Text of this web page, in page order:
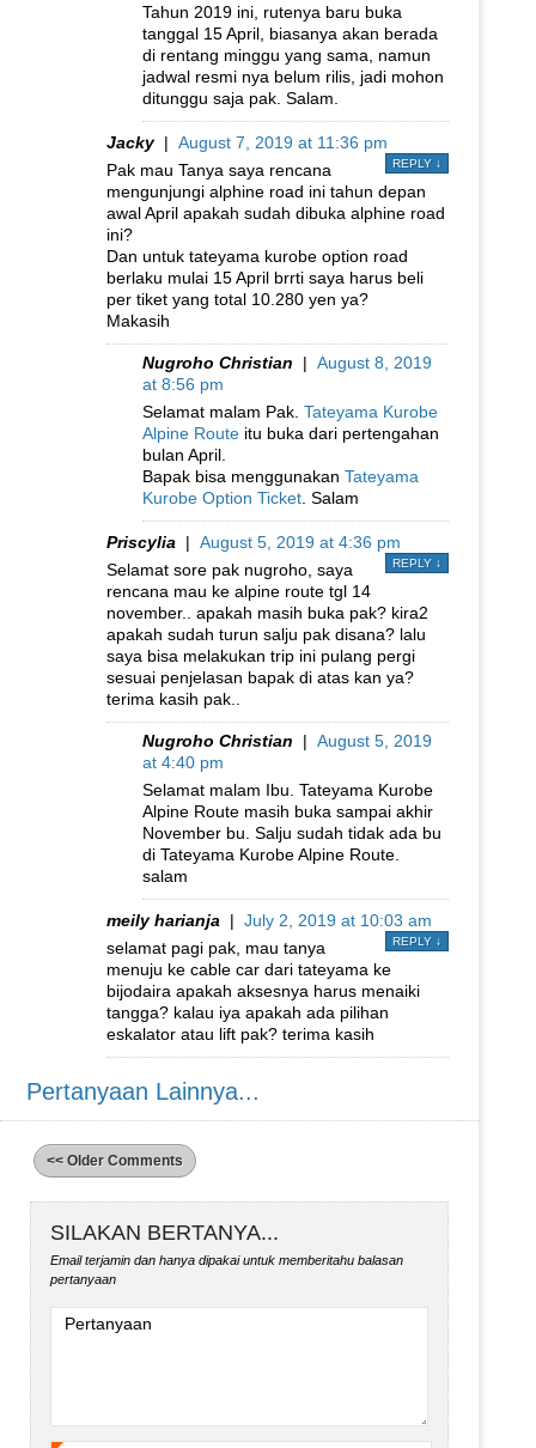
Tahun 2019 ini, rutenya baru buka
tanggal 15 April, biasanya akan berada
di rentang minggu yang sama, namun
jadwal resmi nya belum rilis, jadi mohon
ditunggu saja pak. Salam.
Jacky| August 7, 2019 at 11:36 pm
REPLY ↓
Pak mau Tanya saya rencana
mengunjungi alphine road ini tahun depan
awal April apakah sudah dibuka alphine road
ini?
Dan untuk tateyama kurobe option road
berlaku mulai 15 April brrti saya harus beli
per tiket yang total 10.280 yen ya?
Makasih
Nugroho Christian | August 8, 2019
at 8:56 pm
Selamat malam Pak. Tateyama Kurobe
Alpine Route itu buka dari pertengahan
bulan April.
Bapak bisa menggunakan Tateyama
Kurobe Option Ticket . Salam
Priscylia | August 5, 2019 at 4:36 pm
REPLY ↓
Selamat sore pak nugroho, saya
rencana mau ke alpine route tgl 14
november.. apakah masih buka pak? kira2
apakah sudah turun salju pak disana? lalu
saya bisa melakukan trip ini pulang pergi
sesuai penjelasan bapak di atas kan ya?
terima kasih pak..
Nugroho Christian | August 5, 2019
at 4:40 pm
Selamat malam Ibu. Tateyama Kurobe
Alpine Route masih buka sampai akhir
November bu. Salju sudah tidak ada bu
di Tateyama Kurobe Alpine Route.
salam
meily harianja | July 2, 2019 at 10:03 am
REPLY ↓
selamat pagi pak, mau tanya
menuju ke cable car dari tateyama ke
bijodaira apakah aksesnya harus menaiki
tangga? kalau iya apakah ada pilihan
eskalator atau lift pak? terima kasih
Pertanyaan Lainnya...
<< Older Comments
SILAKAN BERTANYA...
Email terjamin dan hanya dipakai untuk memberitahu balasan
pertanyaan
Pertanyaan